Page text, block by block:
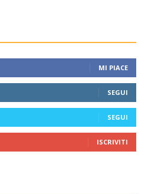
MI PIACE
SEGUI
SEGUI
ISCRIVITI